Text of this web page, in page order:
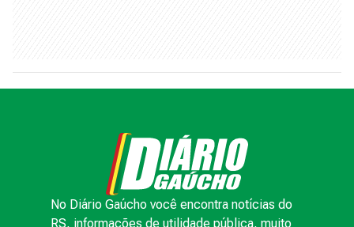
No Diário Gaúcho você encontra notícias do
RS, informações de utilidade pública, muito